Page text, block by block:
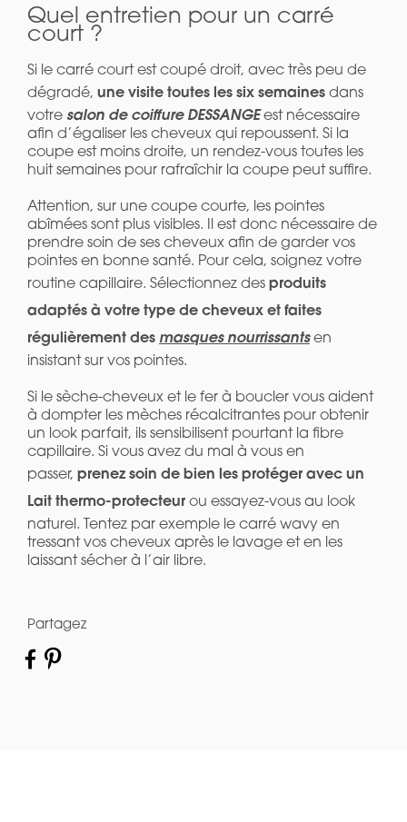
Quel entretien pour un carré
court ?
Si le carré court est coupé droit, avec très peu de
dégradé, une visite toutes les six semaines dans
votre salon de coiffure DESSANGEest nécessaire
afin d’égaliser les cheveux qui repoussent. Si la
coupe est moins droite, un rendez-vous toutes les
huit semaines pour rafraîchir la coupe peut suffire.
Attention, sur une coupe courte, les pointes
abîmées sont plus visibles. Il est donc nécessaire de
prendre soin de ses cheveux afin de garder vos
pointes en bonne santé. Pour cela, soignez votre
routine capillaire. Sélectionnez des produits
adaptés à votre type de cheveux et faites
régulièrement des masques nourrissantsen
insistant sur vos pointes.
Si le sèche-cheveux et le fer à boucler vous aident
à dompter les mèches récalcitrantes pour obtenir
un look parfait, ils sensibilisent pourtant la fibre
capillaire. Si vous avez du mal à vous en
passer, prenez soin de bien les protéger avec un
Lait thermo-protecteur ou essayez-vous au look
naturel. Tentez par exemple le carré wavy en
tressant vos cheveux après le lavage et en les
laissant sécher à l’air libre.
Partagez